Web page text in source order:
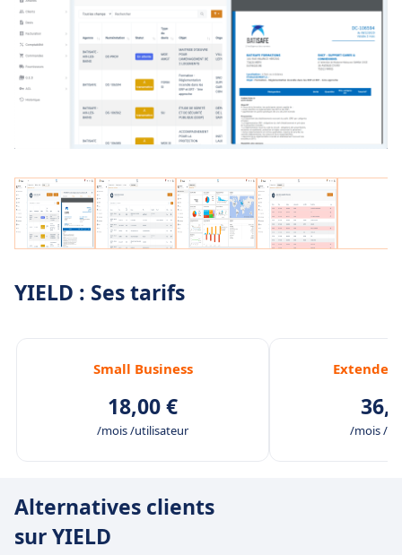
YIELD : Ses tarifs
Small Business
18,00 €
/mois /utilisateur
Extended
/mois /
Alternatives clients
sur YIELD